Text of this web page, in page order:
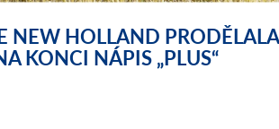
NEW HOLLAND
KONCI NÁPIS „PLUS“